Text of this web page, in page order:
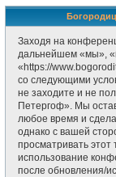
Заходя на
дальнейшем «мы»,
«https://
со следующими
не заходите и не
Петергоф». Мы
любое время и
однако с вашей
просматривать этот
использование
после обновления/